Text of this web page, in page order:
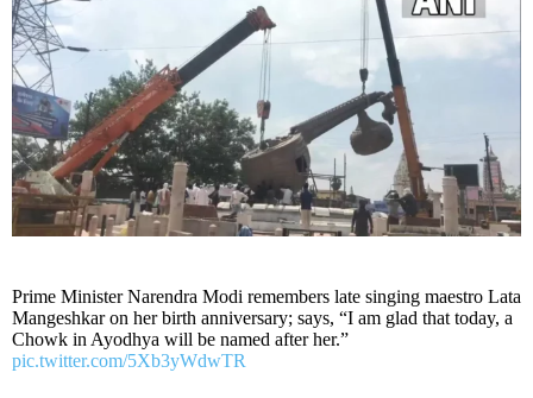
Prime Minister Narendra Modi remembers late singing maestro Lata
Mangeshkar on her birth anniversary; says, “I am glad that today, a
Chowk in Ayodhya will be named after her.”
pic.twitter.com/5Xb3yWdwTR